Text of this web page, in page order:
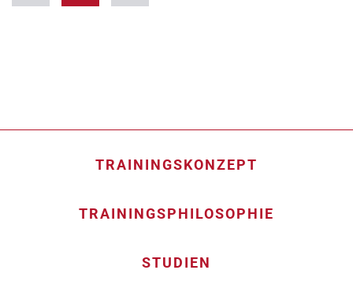
TRAININGSKONZEPT
TRAININGSPHILOSOPHIE
STUDIEN